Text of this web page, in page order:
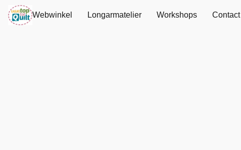
Webwinkel Longarmatelier Workshops Contact